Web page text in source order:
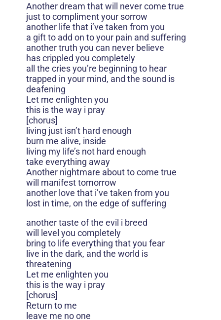
Another dream that will never come true
just to compliment your sorrow
another life that i’ve taken from you
a gift to add on to your pain and suffering
another truth you can never believe
has crippled you completely
all the cries you’re beginning to hear
trapped in your mind, and the sound is
deafening
Let me enlighten you
this is the way i pray
[chorus]
living just isn’t hard enough
burn me alive, inside
living my life’s not hard enough
take everything away
Another nightmare about to come true
will manifest tomorrow
another love that i’ve taken from you
lost in time, on the edge of suffering
another taste of the evil i breed
will level you completely
bring to life everything that you fear
live in the dark, and the world is
threatening
Let me enlighten you
this is the way i pray
[chorus]
Return to me
leave me no one